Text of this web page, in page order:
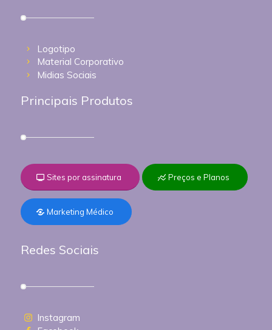
Logotipo
Material Corporativo
Midias Sociais
Principais Produtos
Sites por assinatura Preços e Planos
Marketing Médico
Redes Sociais
Instagram